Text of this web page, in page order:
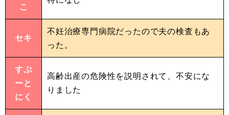
こ
セキ
不妊治療専門病院だったので夫の検査もあ
った。
すぷ
ーと
にく
高齢出産の危険性を説明されて、不安にな
りました